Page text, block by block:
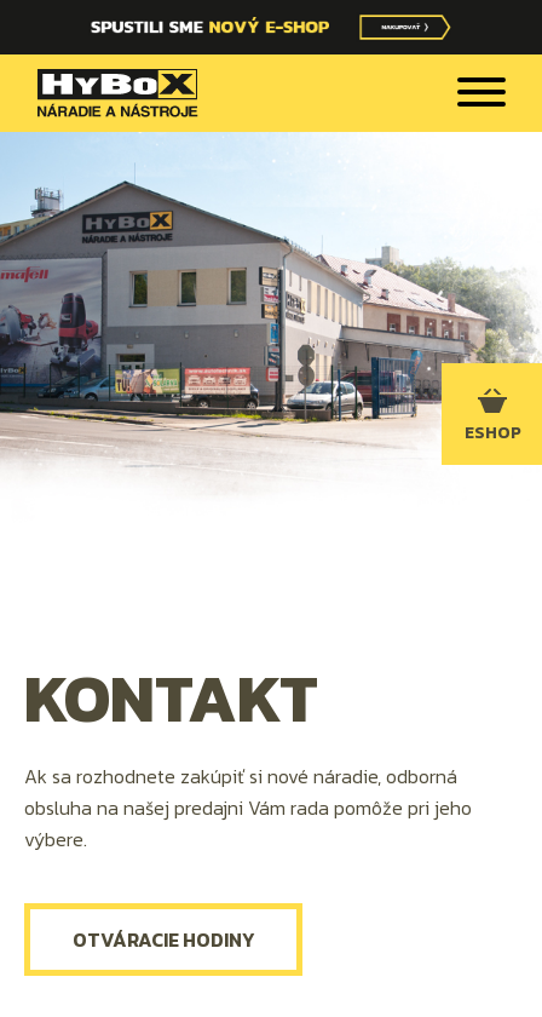
ESHOP
KONTAKT
Ak sa rozhodnete zakúpiť si nové náradie, odborná
obsluha na našej predajni Vám rada pomôže pri jeho
výbere.
OTVÁRACIE HODINY